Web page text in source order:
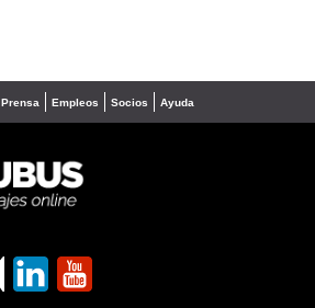
Prensa Empleos Socios Ayuda